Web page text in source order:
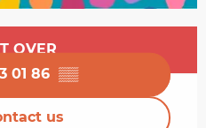
details
OVER
01 86 ▒▒
us